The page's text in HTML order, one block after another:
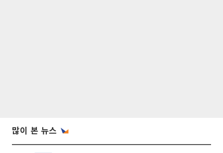
많이 본 뉴스